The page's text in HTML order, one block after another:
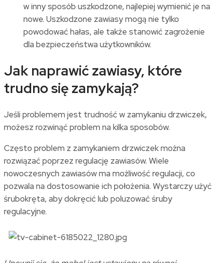
w inny sposób uszkodzone, najlepiej wymienić je na
nowe. Uszkodzone zawiasy mogą nie tylko
powodować hałas, ale także stanowić zagrożenie
dla bezpieczeństwa użytkowników.
Jak naprawić zawiasy, które
trudno się zamykają?
Jeśli problemem jest trudność w zamykaniu drzwiczek,
możesz rozwinąć problem na kilka sposobów.
Często problem z zamykaniem drzwiczek można
rozwiązać poprzez regulację zawiasów. Wiele
nowoczesnych zawiasów ma możliwość regulacji, co
pozwala na dostosowanie ich położenia. Wystarczy użyć
śrubokręta, aby dokręcić lub poluzować śruby
regulacyjne.